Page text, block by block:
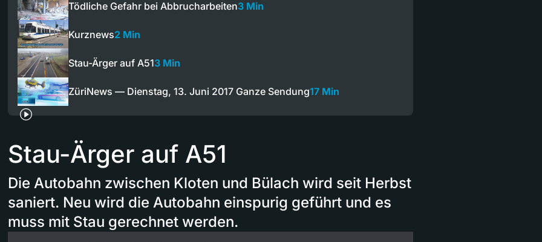
Tödliche Gefahr bei Abbrucharbeiten3 Min
Kurznews2 Min
Stau-Ärger auf A513 Min
ZüriNews — Dienstag, 13. Juni 2017 Ganze Sendung17 Min
Stau-Ärger auf A51
Die Autobahn zwischen Kloten und Bülach wird seit Herbst
saniert. Neu wird die Autobahn einspurig geführt und es
muss mit Stau gerechnet werden.